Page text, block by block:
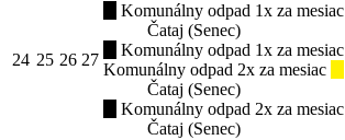
24 25 26 27
Komunálny odpad 1x za mesiac
Čataj (Senec)
Komunálny odpad 1x za mesiac
Komunálny odpad 2x za mesiac
Čataj (Senec)
Komunálny odpad 2x za mesiac
Čataj (Senec)